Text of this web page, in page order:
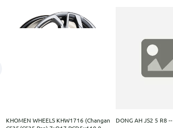
KHOMEN WHEELS KHW1716 (Changan
DONG AH JS2 5 R8 --